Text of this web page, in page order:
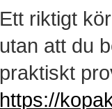
Ett riktigt
utan att du
praktiskt
https://